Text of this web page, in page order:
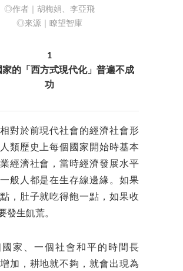
◎作者｜胡梅娟、李亞飛
◎來源｜瞭望智庫
1
家的「西方式現代化」普遍不成
功
對於前現代社會的經濟社會形
類歷史上每個國家開始時基本
經濟社會，當時經濟發展水平
般人都是在生存線邊緣。如果
，肚子就吃得飽一點，如果收
發生飢荒。
家、一個社會和平的時間長
加，耕地就不夠，就會出現為